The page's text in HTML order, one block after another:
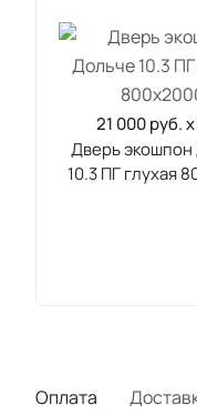
21 000 руб.
Дверь
10.3 ПГ глухая
Оплата